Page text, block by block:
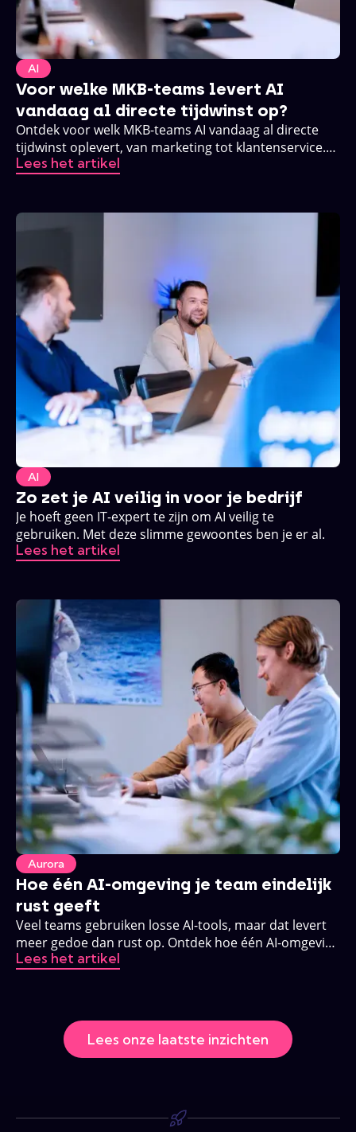
AI
Voor welke MKB-teams levert AI
vandaag al directe tijdwinst op?
Ontdek voor welk MKB-teams AI vandaag al directe
tijdwinst oplevert, van marketing tot klantenservice.
Praktisch, zonder buzzwords.
Lees het artikel
AI
Zo zet je AI veilig in voor je bedrijf
Je hoeft geen IT-expert te zijn om AI veilig te
gebruiken. Met deze slimme gewoontes ben je er al.
Lees het artikel
Aurora
Hoe één AI-omgeving je team eindelijk
rust geeft
Veel teams gebruiken losse AI-tools, maar dat levert
meer gedoe dan rust op. Ontdek hoe één AI-omgeving
dat verandert.
Lees het artikel
Lees onze laatste inzichten